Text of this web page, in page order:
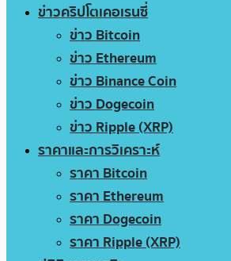
ข่าวคริปโตเคอเรนซี่
ข่าว Bitcoin
ข่าว Ethereum
ข่าว Binance Coin
ข่าว Dogecoin
ข่าว Ripple (XRP)
ราคาและการวิเคราะห์
ราคา Bitcoin
ราคา Ethereum
ราคา Dogecoin
ราคา Ripple (XRP)